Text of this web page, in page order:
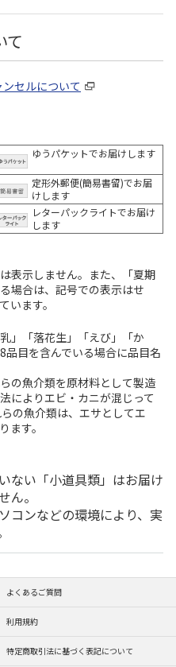
て
セルについて
ゆうパケットでお届けします
定形外郵便(簡易書留)でお届
けします
レターパックライトでお届け
します
表示しません。また、「夏期
場合は、記号での表示はせ
います。
」「落花生」「えび」「か
目を含んでいる場合に品目名
の魚介類を原材料として製造
によりエビ・カニが混じって
の魚介類は、エサとしてエ
ます。
ない「小道具類」はお届け
ん。
コンなどの環境により、実
よくあるご質問
利用規約
特定商取引法に基づく表記について